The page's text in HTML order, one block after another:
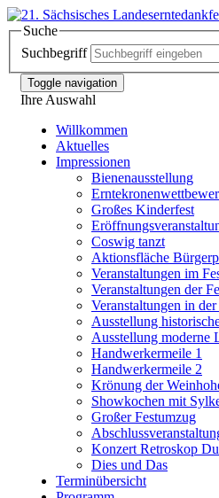
Suche
Suchbegriff
Toggle navigation
Ihre Auswahl
Willkommen
Aktuelles
Impressionen
Bienenausstellung
Großes Kinderfest
Coswig tanzt
Aktionsfläche
Veranstaltungen im
Veranstaltungen der
Veranstaltungen in
Ausstellung
Ausstellung moderne
Handwerkermeile 1
Handwerkermeile 2
Krönung der
Showkochen mit
Großer Festumzug
Konzert Retroskop
Dies und Das
Terminübersicht